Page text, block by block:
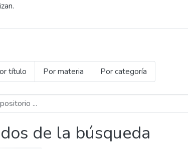
título Por materia Por categoría
de la búsqueda